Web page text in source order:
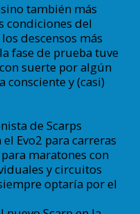
también más
condiciones del
descensos más
fase de prueba tuve
suerte por algún
consciente y (casi)
de Scarps
Evo2 para carreras
maratones con
y circuitos
optaría por el